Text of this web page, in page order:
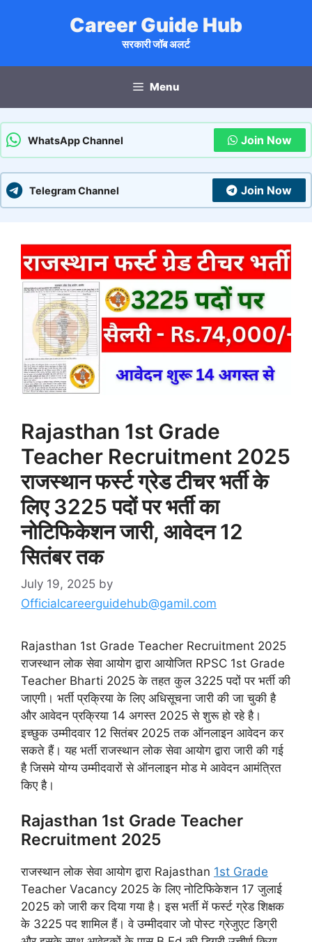
Career Guide Hub
सरकारी जॉब अलर्ट
Menu
WhatsApp Channel Join Now
Telegram Channel Join Now
Rajasthan 1st Grade
Teacher Recruitment 2025
राजस्थान फर्स्ट ग्रेड टीचर भर्ती के
लिए 3225 पदों पर भर्ती का
नोटिफिकेशन जारी, आवेदन 12
सितंबर तक
July 19, 2025 by
Officialcareerguidehub@gamil.com
Rajasthan 1st Grade Teacher Recruitment 2025
राजस्थान लोक सेवा आयोग द्वारा आयोजित RPSC 1st Grade
Teacher Bharti 2025 के तहत कुल 3225 पदों पर भर्ती की
जाएगी। भर्ती प्रक्रिया के लिए अधिसूचना जारी की जा चुकी है
और आवेदन प्रक्रिया 14 अगस्त 2025 से शुरू हो रहे है।
इच्छुक उम्मीदवार 12 सितंबर 2025 तक ऑनलाइन आवेदन कर
सकते हैं। यह भर्ती राजस्थान लोक सेवा आयोग द्वारा जारी की गई
है जिसमे योग्य उम्मीदवारों से ऑनलाइन मोड मे आवेदन आमंत्रित
किए है।
Rajasthan 1st Grade Teacher
Recruitment 2025
राजस्थान लोक सेवा आयोग द्वारा Rajasthan 1st Grade
Teacher Vacancy 2025 के लिए नोटिफिकेशन 17 जुलाई
2025 को जारी कर दिया गया है। इस भर्ती में फर्स्ट ग्रेड शिक्षक
के 3225 पद शामिल हैं। वे उम्मीदवार जो पोस्ट ग्रेजुएट डिग्री